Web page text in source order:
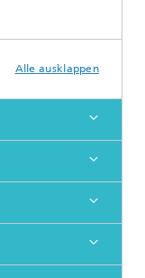
Alle ausklappen